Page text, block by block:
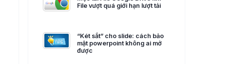
File vượt quá giới hạn lượt tải
“Két sắt” cho slide: cách bảo
mật powerpoint không ai mở
được